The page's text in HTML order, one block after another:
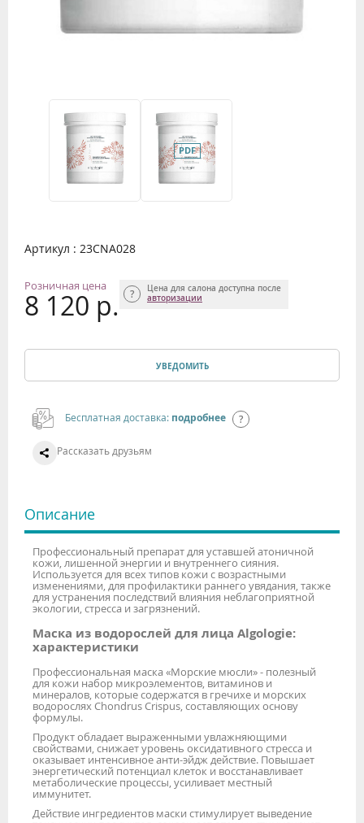
Артикул : 23CNA028
Розничная цена
8 120 р.
Цена для салона доступна после
авторизации
УВЕДОМИТЬ
Бесплатная доставка: подробнее
Рассказать друзьям
Описание
Профессиональный препарат для уставшей атоничной
кожи, лишенной энергии и внутреннего сияния.
Используется для всех типов кожи с возрастными
изменениями, для профилактики раннего увядания, также
для устранения последствий влияния неблагоприятной
экологии, стресса и загрязнений.
Маска из водорослей для лица Algologie:
характеристики
Профессиональная маска «Морские мюсли» - полезный
для кожи набор микроэлементов, витаминов и
минералов, которые содержатся в гречихе и морских
водорослях Chondrus Crispus, составляющих основу
формулы.
Продукт обладает выраженными увлажняющими
свойствами, снижает уровень оксидативного стресса и
оказывает интенсивное анти-эйдж действие. Повышает
энергетический потенциал клеток и восстанавливает
метаболические процессы, усиливает местный
иммунитет.
Действие ингредиентов маски стимулирует выведение